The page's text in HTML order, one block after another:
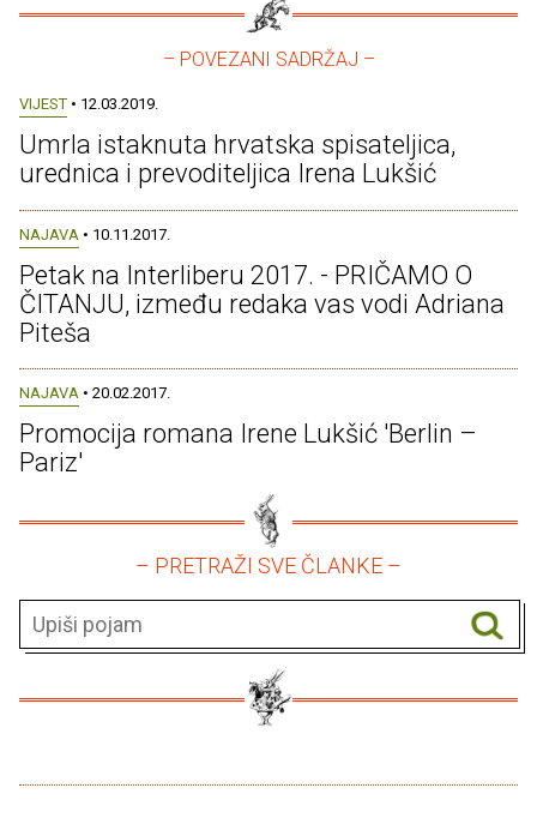
– POVEZANI SADRŽAJ –
VIJEST • 12.03.2019.
Umrla istaknuta hrvatska spisateljica,
urednica i prevoditeljica Irena Lukšić
NAJAVA • 10.11.2017.
Petak na Interliberu 2017. - PRIČAMO O
ČITANJU, između redaka vas vodi Adriana
Piteša
NAJAVA • 20.02.2017.
Promocija romana Irene Lukšić 'Berlin –
Pariz'
– PRETRAŽI SVE ČLANKE –